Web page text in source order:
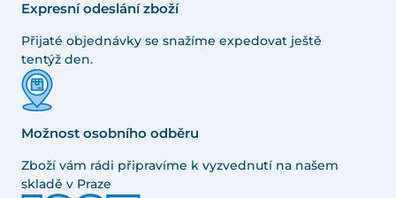
Expresní odeslání zboží
Přijaté objednávky se snažíme expedovat ještě
tentýž den.
Možnost osobního odběru
Zboží vám rádi připravíme k vyzvednutí na našem
skladě v Praze